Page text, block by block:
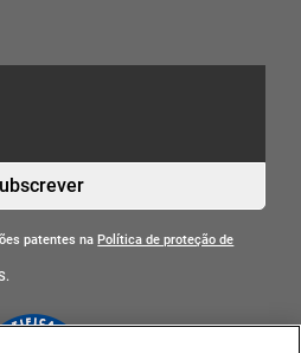
patentes naPolítica de proteção de